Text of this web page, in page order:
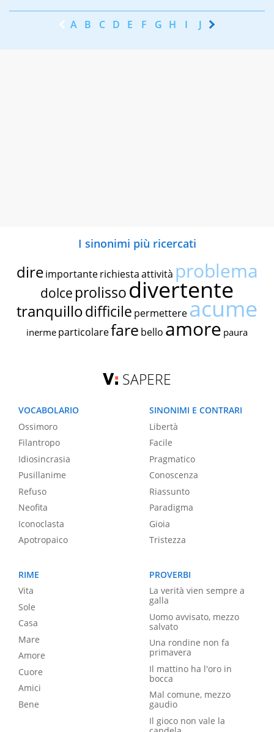
A B C D E F G H I J K
I sinonimi più ricercati
dire importante richiestaattività problema
dolce prolissodivertente
tranquillodifficile permettereacume
inerme particolarefare bello amore paura
SAPERE
VOCABOLARIO
Ossimoro
Filantropo
Idiosincrasia
Pusillanime
Refuso
Neofita
Iconoclasta
Apotropaico
SINONIMI E CONTRARI
Libertà
Facile
Pragmatico
Conoscenza
Riassunto
Paradigma
Gioia
Tristezza
RIME
Vita
Sole
Casa
Mare
Amore
Cuore
Amici
Bene
PROVERBI
La verità vien sempre a
galla
Uomo avvisato, mezzo
salvato
Una rondine non fa
primavera
Il mattino ha l'oro in
bocca
Mal comune, mezzo
gaudio
Il gioco non vale la